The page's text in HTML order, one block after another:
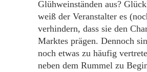
Glühweinständen aus?
weiß der Veranstalter es
verhindern, dass sie den
Marktes prägen. Dennoch
noch etwas zu häufig
neben dem Rummel zu